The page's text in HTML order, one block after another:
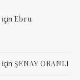
için Ebru
için ŞENAY ORANLI